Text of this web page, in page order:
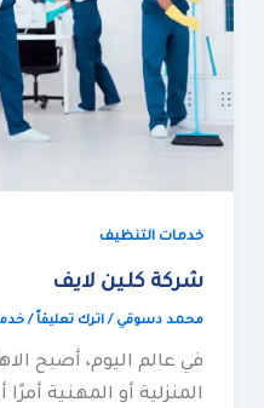
خدمات التنظيف
شركة كلين لايف
محمد دسوقي /اترك تعليقاً /
في عالم اليوم، أصبح
المنزلية أو المهنية